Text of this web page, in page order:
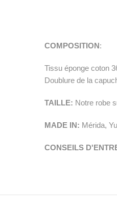
COMPOSITION:
Tissu éponge coton
Doublure de la
TAILLE: Notre robe
MADE IN: Mérida,
CONSEILS